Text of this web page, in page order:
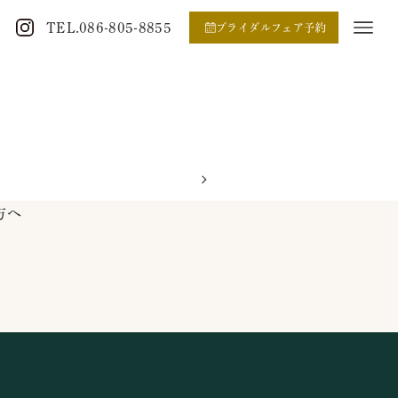
TEL.086-805-8855 ブライダルフェア予約
へ